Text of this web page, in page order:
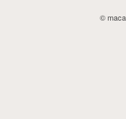
©